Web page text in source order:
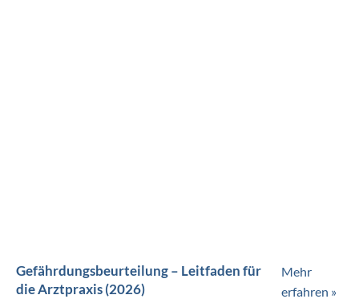
Gefährdungsbeurteilung – Leitfaden für
die Arztpraxis (2026)
Mehr
erfahren »